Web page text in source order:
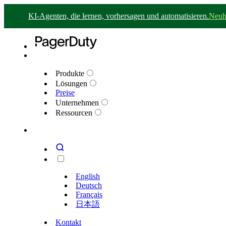
KI-Agenten, die lernen, vorhersagen und automatisieren.
Produkte
Lösungen
Preise
Unternehmen
Ressourcen
English
Deutsch
Français
日本語
Kontakt